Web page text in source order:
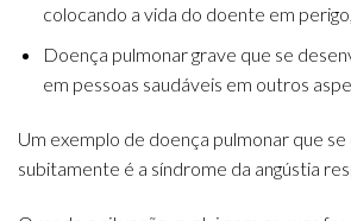
colocando a vida do doente em perigo,
Doença pulmonar grave que se
em pessoas saudáveis em outros
Um exemplo de doença pulmonar que
subitamente é a síndrome da angústia